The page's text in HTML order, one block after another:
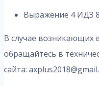
Выражение 4 ИДЗ
В случае возникающих
обращайтесь в
сайта: